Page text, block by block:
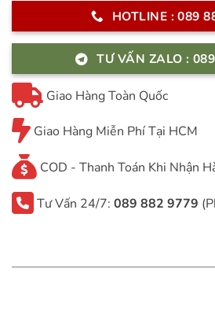
HOTLINE : 089
TƯ VẤN ZALO :
Giao Hàng Toàn Quốc
Giao Hàng Miễn Phí Tại HCM
COD - Thanh Toán Khi Nhận
Tư Vấn 24/7: 089 882 9779